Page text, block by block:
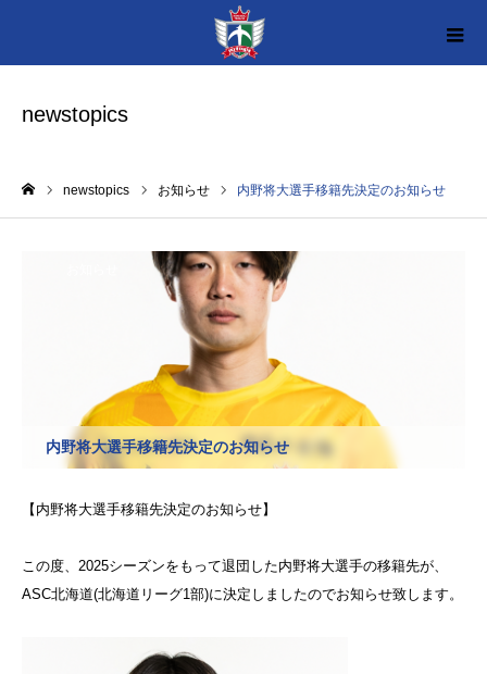
newstopics
newstopics お知らせ 内野将大選手移籍先決定のお知らせ
内野将大選手移籍先決定のお知らせ
【内野将大選手移籍先決定のお知らせ】
この度、2025シーズンをもって退団した内野将大選手の移籍先が、
ASC北海道(北海道リーグ1部)に決定しましたのでお知らせ致します。